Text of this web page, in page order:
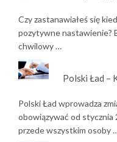
Czy zastanawiałeś się
pozytywne nastawienie?
chwilowy …
Polski Ład –
Polski Ład wprowadza
obowiązywać od stycznia
przede wszystkim osoby